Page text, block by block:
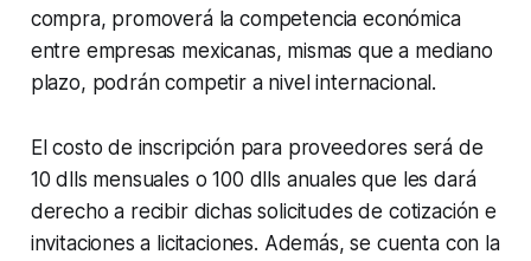
compra, promoverá la competencia económica
entre empresas mexicanas, mismas que a mediano
plazo, podrán competir a nivel internacional.
El costo de inscripción para proveedores será de
10 dlls mensuales o 100 dlls anuales que les dará
derecho a recibir dichas solicitudes de cotización e
invitaciones a licitaciones. Además, se cuenta con la